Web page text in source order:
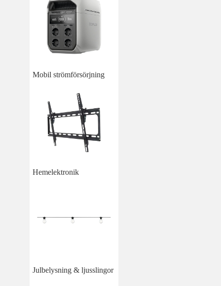
Mobil strömförsörjning
Hemelektronik
Julbelysning & ljusslingor